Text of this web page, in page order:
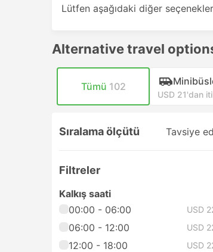
Lütfen aşağıdaki diğer
Alternative travel
Tümü 102
USD 21'dan
Sıralama ölçütü Tavsiye
Filtreler
Kalkış saati
00:00 - 06:00
USD
06:00 - 12:00 USD
12:00 - 18:00 USD